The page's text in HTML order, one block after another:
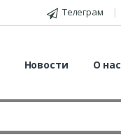
Телеграм
Новости О нас